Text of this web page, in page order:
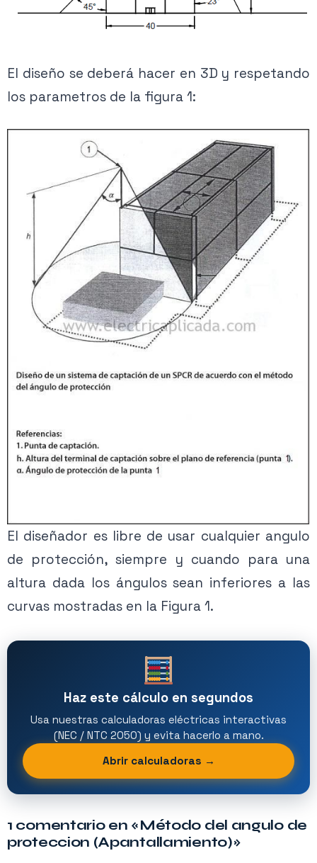
El diseño se deberá hacer en 3D y respetando
los parametros de la figura 1:
El diseñador es libre de usar cualquier angulo
de protección, siempre y cuando para una
altura dada los ángulos sean inferiores a las
curvas mostradas en la Figura 1.
Haz este cálculo en segundos
Usa nuestras calculadoras eléctricas interactivas
(NEC / NTC 2050) y evita hacerlo a mano.
Abrir calculadoras →
1 comentario en «Método del angulo de
proteccion (Apantallamiento)»